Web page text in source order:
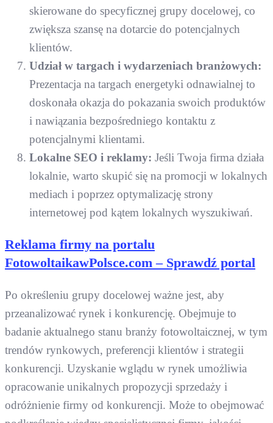
skierowane do specyficznej grupy docelowej, co
zwiększa szansę na dotarcie do potencjalnych
klientów.
Udział w targach i wydarzeniach branżowych:
Prezentacja na targach energetyki odnawialnej to
doskonała okazja do pokazania swoich produktów
i nawiązania bezpośredniego kontaktu z
potencjalnymi klientami.
Lokalne SEO i reklamy: Jeśli Twoja firma działa
lokalnie, warto skupić się na promocji w lokalnych
mediach i poprzez optymalizację strony
internetowej pod kątem lokalnych wyszukiwań.
Reklama firmy na portalu
FotowoltaikawPolsce.com – Sprawdź portal
Po określeniu grupy docelowej ważne jest, aby
przeanalizować rynek i konkurencję. Obejmuje to
badanie aktualnego stanu branży fotowoltaicznej, w tym
trendów rynkowych, preferencji klientów i strategii
konkurencji. Uzyskanie wglądu w rynek umożliwia
opracowanie unikalnych propozycji sprzedaży i
odróżnienie firmy od konkurencji. Może to obejmować